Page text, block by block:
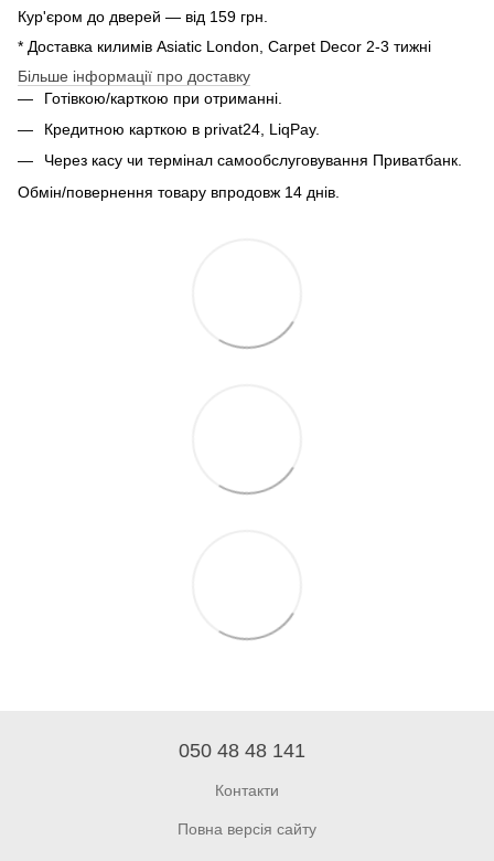
Кур'єром до дверей — від 159 грн.
* Доставка килимів Asiatic London, Carpet Decor 2-3 тижні
Більше інформації про доставку
Готівкою/карткою при отриманні.
Кредитною карткою в privat24, LiqPay.
Через касу чи термінал самообслуговування Приватбанк.
Обмін/повернення товару впродовж 14 днів.
050 48 48 141
Контакти
Повна версія сайту